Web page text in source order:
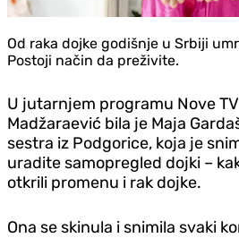
Od raka dojke godišnje u Srbiji
Postoji način da preživite.
U jutarnjem programu Nove
Madžaraević bila je Maja
sestra iz Podgorice, koja je
uradite samopregled dojki –
otkrili promenu i rak dojke.
Ona se skinula i snimila svaki